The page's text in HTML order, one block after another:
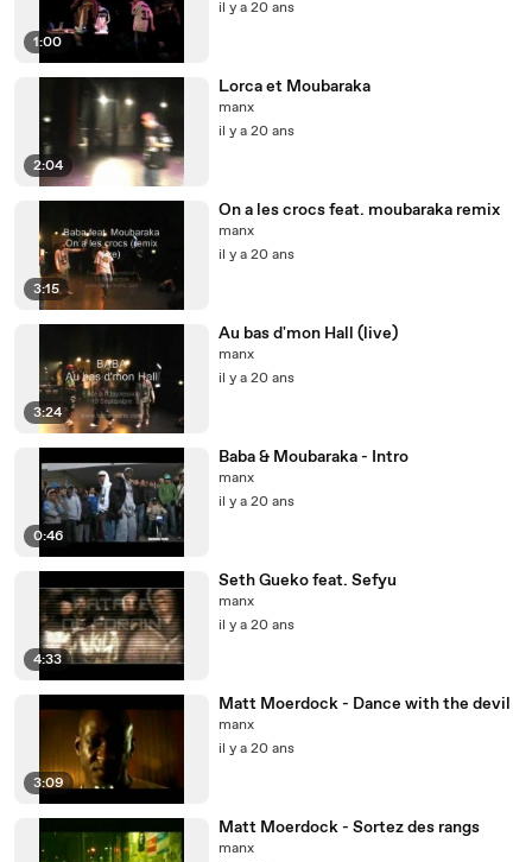
1:00
il y a 20 ans
2:04
Lorca et Moubaraka
manx
il y a 20 ans
3:15
On a les crocs feat. moubaraka remix
manx
il y a 20 ans
3:24
Au bas d'mon Hall (live)
manx
il y a 20 ans
0:46
Baba & Moubaraka - Intro
manx
il y a 20 ans
4:33
Seth Gueko feat. Sefyu
manx
il y a 20 ans
3:09
Matt Moerdock - Dance with the devil
manx
il y a 20 ans
Matt Moerdock - Sortez des rangs
manx